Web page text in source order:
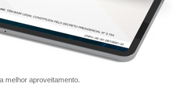
melhor aproveitamento.